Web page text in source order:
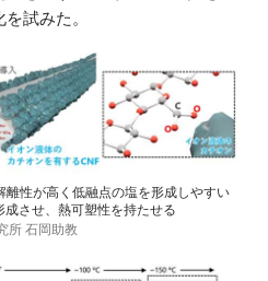
試みた。
性が高く低融点の塩を形成しやすい
させ、熱可塑性を持たせる
所 石岡助教